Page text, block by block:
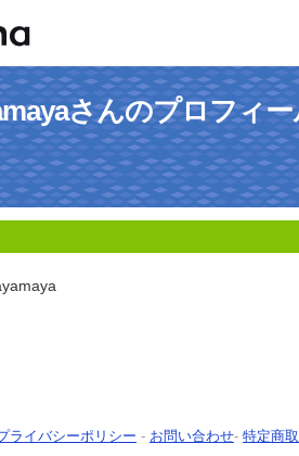
さんのプロフィー
ライバシーポリシー - お問い合わせ- 特定商